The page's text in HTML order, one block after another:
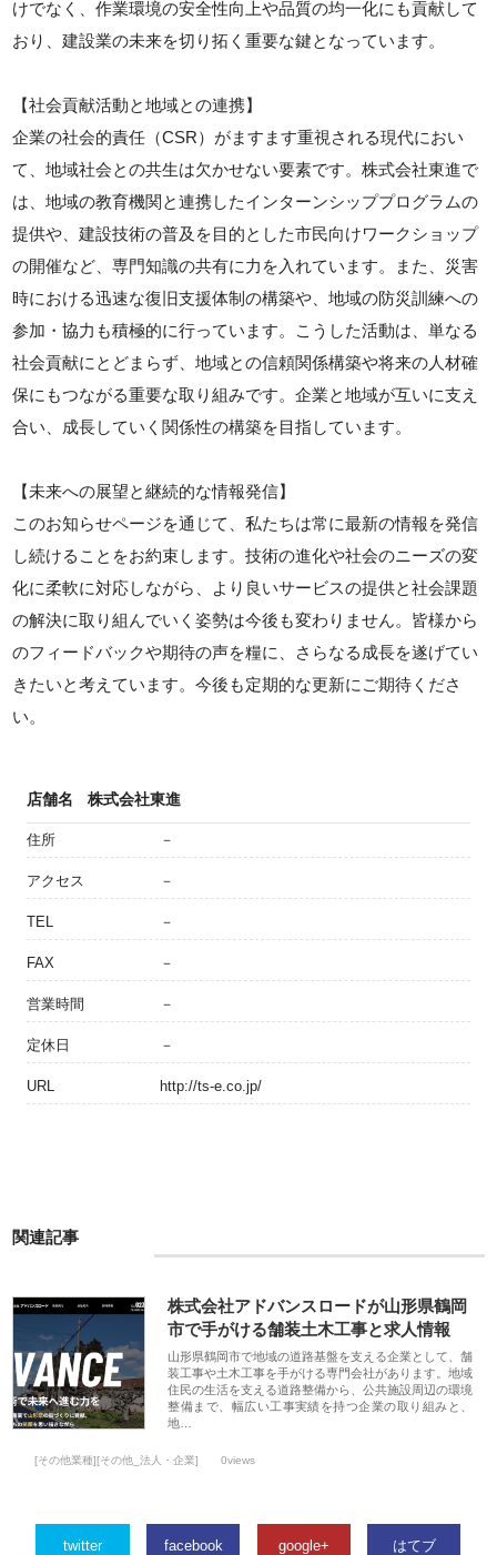
けでなく、作業環境の安全性向上や品質の均一化にも貢献して
おり、建設業の未来を切り拓く重要な鍵となっています。
【社会貢献活動と地域との連携】
企業の社会的責任（CSR）がますます重視される現代におい
て、地域社会との共生は欠かせない要素です。株式会社東進で
は、地域の教育機関と連携したインターンシッププログラムの
提供や、建設技術の普及を目的とした市民向けワークショップ
の開催など、専門知識の共有に力を入れています。また、災害
時における迅速な復旧支援体制の構築や、地域の防災訓練への
参加・協力も積極的に行っています。こうした活動は、単なる
社会貢献にとどまらず、地域との信頼関係構築や将来の人材確
保にもつながる重要な取り組みです。企業と地域が互いに支え
合い、成長していく関係性の構築を目指しています。
【未来への展望と継続的な情報発信】
このお知らせページを通じて、私たちは常に最新の情報を発信
し続けることをお約束します。技術の進化や社会のニーズの変
化に柔軟に対応しながら、より良いサービスの提供と社会課題
の解決に取り組んでいく姿勢は今後も変わりません。皆様から
のフィードバックや期待の声を糧に、さらなる成長を遂げてい
きたいと考えています。今後も定期的な更新にご期待くださ
い。
店舗名 株式会社東進
住所 －
アクセス －
TEL －
FAX －
営業時間 －
定休日 －
URL http://ts-e.co.jp/
関連記事
株式会社アドバンスロードが山形県鶴岡
市で手がける舗装土木工事と求人情報
山形県鶴岡市で地域の道路基盤を支える企業として、舗
装工事や土木工事を手がける専門会社があります。地域
住民の生活を支える道路整備から、公共施設周辺の環境
整備まで、幅広い工事実績を持つ企業の取り組みと、
地…
[その他業種][その他_法人・企業] 0views
twitter facebook google+ はてブ